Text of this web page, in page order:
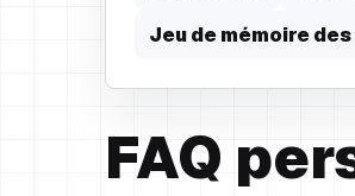
Jeu de mémoire
FAQ